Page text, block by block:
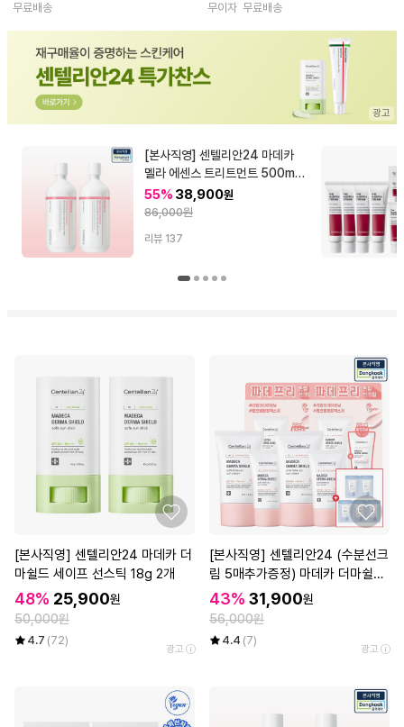
무료배송
무이자 무료배송
[본사직영] 센텔리안24 마데카
멜라 에센스 트리트먼트 500ml
2개 (대용량 기미 에센스)
55% 38,900원
86,000원
리뷰 137
[본사직영] 센텔리안24 마데카 더
마쉴드 세이프 선스틱 18g 2개
48% 25,900원
50,000원
4.7 (72)
광고
[본사직영] 센텔리안24 (수분선크
림 5매추가증정) 마데카 더마쉴드
세이프 톤업선크림 (40ml+20ml)
기획구성 2세트
43% 31,900원
56,000원
4.4 (7)
광고